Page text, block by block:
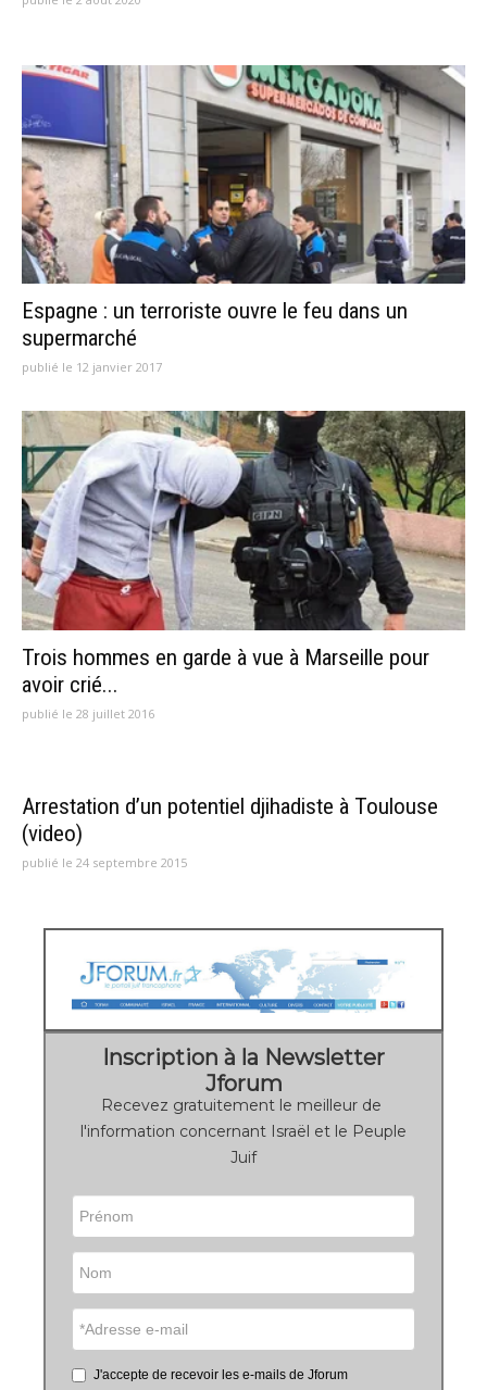
Espagne : un terroriste ouvre le feu dans un
supermarché
publié le 12 janvier 2017
Trois hommes en garde à vue à Marseille pour
avoir crié...
publié le 28 juillet 2016
Arrestation d’un potentiel djihadiste à Toulouse
(video)
publié le 24 septembre 2015
Inscription à la Newsletter
Jforum
Recevez gratuitement le meilleur de
l'information concernant Israël et le Peuple
Juif
J'accepte de recevoir les e-mails de Jforum